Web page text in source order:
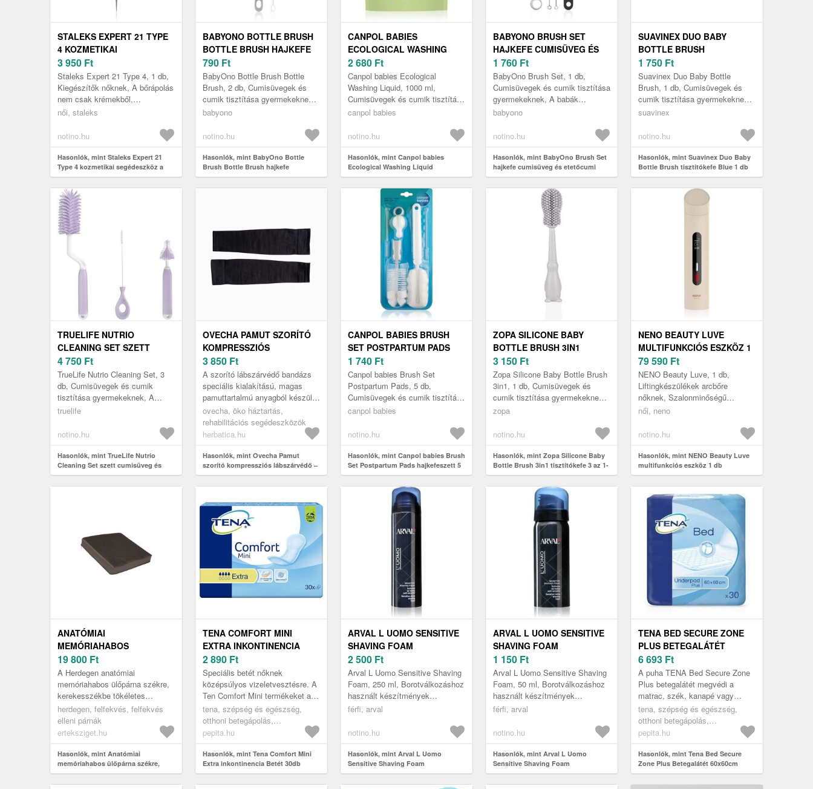
STALEKS EXPERT 21 TYPE
4 KOZMETIKAI
SEGÉDESZKÖZ A FEKETE
PONTOK ÉS A PATTANÁSOK
ELTÁVOLÍTÁSÁHOZ 1 DB
3 950 Ft
Staleks Expert 21 Type 4, 1 db,
Kiegészítők nőknek, A bőrápolás
nem csak krémekből,
szérumokból, tonikból, gélekből
mindenn...
női, staleks
notino.hu
Hasonlók, mint Staleks Expert 21
Type 4 kozmetikai segédeszköz a
fekete pontok és a pattanások
eltávolításához 1 db
BABYONO BOTTLE BRUSH
BOTTLE BRUSH HAJKEFE
CUMISÜVEG ÉS ETETŐCUMI
TISZTÍTÁSHOZ GREY 2 DB
790 Ft
BabyOno Bottle Brush Bottle
Brush, 2 db, Cumisüvegek és
cumik tisztítása gyermekeknek,
A babák cumisüvegjeit és
segédeszközök ha...
babyono
notino.hu
Hasonlók, mint BabyOno Bottle
Brush Bottle Brush hajkefe
cumisüveg és etetőcumi tisztításhoz
Grey 2 db
CANPOL BABIES
ECOLOGICAL WASHING
LIQUID MOSÓSZER A
GYEREKRUHÁKHOZ
UTÁNTÖLTŐ 1000 ML
2 680 Ft
Canpol babies Ecological
Washing Liquid, 1000 ml,
Cumisüvegek és cumik tisztítása
gyermekeknek, A babák
speciális segédes...
canpol babies
notino.hu
Hasonlók, mint Canpol babies
Ecological Washing Liquid
mosószer a gyerekruhákhoz
utántöltő 1000 ml
BABYONO BRUSH SET
HAJKEFE CUMISÜVEG ÉS
ETETŐCUMI TISZTÍTÁSHOZ
GREY 1 DB
1 760 Ft
BabyOno Brush Set, 1 db,
Cumisüvegek és cumik tisztítása
gyermekeknek, A babák
cumisüvegjeit és cumijait
használata nélkül ...
babyono
notino.hu
Hasonlók, mint BabyOno Brush Set
hajkefe cumisüveg és etetőcumi
tisztításhoz Grey 1 db
SUAVINEX DUO BABY
BOTTLE BRUSH
TISZTÍTÓKEFE BLUE 1 DB
1 750 Ft
Suavinex Duo Baby Bottle
Brush, 1 db, Cumisüvegek és
cumik tisztítása gyermekeknek,
A babák cumisüvegjeit és
segédeszközök haszn...
suavinex
notino.hu
Hasonlók, mint Suavinex Duo Baby
Bottle Brush tisztítókefe Blue 1 db
TRUELIFE NUTRIO
CLEANING SET SZETT
CUMISÜVEG ÉS ETETŐCUMI
TISZTÍTÁSHOZ 3 DB
4 750 Ft
TrueLife Nutrio Cleaning Set, 3
db, Cumisüvegek és cumik
tisztítása gyermekeknek, A
babák cumisüvegjeit és cumijait
használ...
truelife
notino.hu
Hasonlók, mint TrueLife Nutrio
Cleaning Set szett cumisüveg és
etetőcumi tisztításhoz 3 db
OVECHA PAMUT SZORÍTÓ
KOMPRESSZIÓS
LÁBSZÁRVÉDŐ – BANDÁZS
– FEKETE SZÍN: FEKETE
3 850 Ft
A szorító lábszárvédő bandázs
speciális kialakítású, magas
pamuttartalmú anyagból készül.
Fokozott alsó végtagi terhelés
esetén ajánlott, és a foko...
ovecha, öko háztartás,
rehabilitációs segédeszközök
herbatica.hu
Hasonlók, mint Ovecha Pamut
szorító kompressziós lábszárvédő –
bandázs – fekete Szín: Fekete
CANPOL BABIES BRUSH
SET POSTPARTUM PADS
HAJKEFESZETT 5 DB
1 740 Ft
Canpol babies Brush Set
Postpartum Pads, 5 db,
Cumisüvegek és cumik tisztítása
gyermekeknek, A babák
speciális segédeszkö...
canpol babies
notino.hu
Hasonlók, mint Canpol babies Brush
Set Postpartum Pads hajkefeszett 5
db
ZOPA SILICONE BABY
BOTTLE BRUSH 3IN1
TISZTÍTÓKEFE 3 AZ 1-BEN 1
DB
3 150 Ft
Zopa Silicone Baby Bottle Brush
3in1, 1 db, Cumisüvegek és
cumik tisztítása gyermekeknek,
A babák cumisüvegjeit és
segédeszközök...
zopa
notino.hu
Hasonlók, mint Zopa Silicone Baby
Bottle Brush 3in1 tisztítókefe 3 az 1-
ben 1 db
NENO BEAUTY LUVE
MULTIFUNKCIÓS ESZKÖZ 1
DB
79 590 Ft
NENO Beauty Luve, 1 db,
Liftingkészülékek arcbőre
nőknek, Szalonminőségű
fiatalítás az otthon kényelmében
multifunkciós készülék...
női, neno
notino.hu
Hasonlók, mint NENO Beauty Luve
multifunkciós eszköz 1 db
ANATÓMIAI
MEMÓRIAHABOS
ÜLŐPÁRNA SZÉKRE,
KEREKESSZÉKBE,
HERDEGEN, 41X41CM
19 800 Ft
A Herdegen anatómiai
memóriahabos ülőpárna székre,
kerekesszékbe tökéletes
választás az Ön kényelméhez és
egészségéhez. Ez a speciális,
prémium min...
herdegen, felfekvés, felfekvés
elleni párnák
erteksziget.hu
Hasonlók, mint Anatómiai
memóriahabos ülőpárna székre,
kerekesszékbe, Herdegen, 41x41cm
TENA COMFORT MINI
EXTRA INKONTINENCIA
BETÉT 30DB
2 890 Ft
Speciális betét nőknek
középsúlyos vizeletvesztésre. A
Ten Comfort Mini termékeket a
középsúlyos inkontinencia
biztonságos ellátására
fejlesztették...
tena, szépség és egészség,
otthoni betegápolás,
inkontinencia betétek
pepita.hu
Hasonlók, mint Tena Comfort Mini
Extra inkontinencia Betét 30db
ARVAL L UOMO SENSITIVE
SHAVING FOAM
BOROTVÁLKOZÁSI HAB 250
ML
2 500 Ft
Arval L Uomo Sensitive Shaving
Foam, 250 ml, Borotválkozáshoz
használt készítmények
férfiaknak, Hidratálás, nyugtatás
férfi, arval
notino.hu
Hasonlók, mint Arval L Uomo
Sensitive Shaving Foam
borotválkozási hab 250 ml
ARVAL L UOMO SENSITIVE
SHAVING FOAM
BOROTVÁLKOZÁSI HAB 50
ML
1 150 Ft
Arval L Uomo Sensitive Shaving
Foam, 50 ml, Borotválkozáshoz
használt készítmények
férfiaknak, Hidratálás, nyugtatás
férfi, arval
notino.hu
Hasonlók, mint Arval L Uomo
Sensitive Shaving Foam
borotválkozási hab 50 ml
TENA BED SECURE ZONE
PLUS BETEGALÁTÉT
60X60CM (30DB)
6 693 Ft
A puha TENA Bed Secure Zone
Plus betegalátét megvédi a
matrac, szék, kanapé vagy
kerekesszék felületét, ha
akaratlan vizeletvesztés vagy
ágybavizel...
tena, szépség és egészség,
otthoni betegápolás,
betegalátétek
pepita.hu
Hasonlók, mint Tena Bed Secure
Zone Plus Betegalátét 60x60cm
(30db)